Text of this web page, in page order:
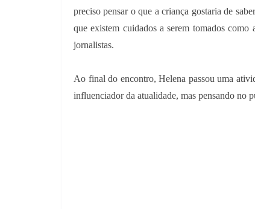
preciso pensar o que a criança gostaria de
que existem cuidados a serem tomados
jornalistas.
Ao final do encontro, Helena passou uma
influenciador da atualidade, mas pensando no